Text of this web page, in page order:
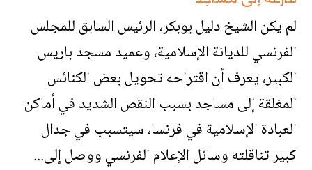
لم يكن الشيخ دليل بوبكر، الرئيس السابق للمجلس
الفرنسي للديانة الإسلامية، وعميد مسجد باريس
الكبير، يعرف أن اقتراحه تحويل بعض الكنائس
المغلقة إلى مساجد بسبب النقص الشديد في أماكن
العبادة الإسلامية في فرنسا، سيتسبب في جدال
كبير تناقلته وسائل الإعلام الفرنسي ووصل إلى...